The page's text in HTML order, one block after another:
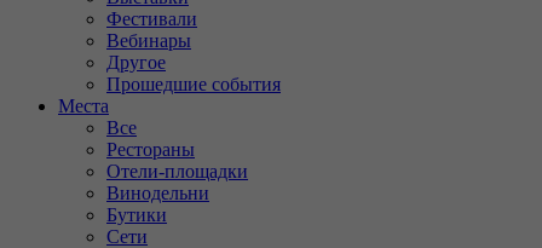
Фестивали
Вебинары
Другое
Прошедшие события
Места
Все
Рестораны
Отели-площадки
Винодельни
Бутики
Сети